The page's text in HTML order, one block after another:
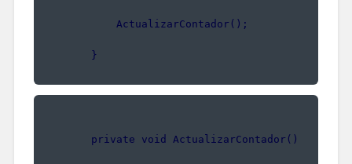
            ActualizarContador();
        }
        private void ActualizarContador()